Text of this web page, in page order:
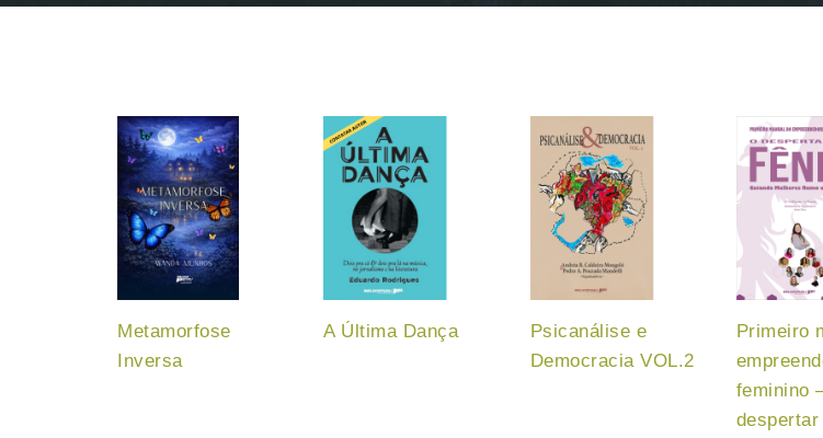
Metamorfose
Inversa
A Última Dança
Psicanálise e
Democracia VOL.2
Primeiro
feminino
despertar